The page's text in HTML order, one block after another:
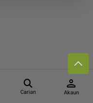
Carian
person
Akaun